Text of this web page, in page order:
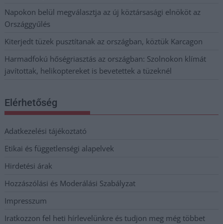
Napokon belül megválasztja az új köztársasági elnököt az
Országgyűlés
Kiterjedt tüzek pusztítanak az országban, köztük Karcagon
Harmadfokú hőségriasztás az országban: Szolnokon klímát
javítottak, helikoptereket is bevetettek a tüzeknél
Elérhetőség
Adatkezelési tájékoztató
Etikai és függetlenségi alapelvek
Hirdetési árak
Hozzászólási és Moderálási Szabályzat
Impresszum
Iratkozzon fel heti hírlevelünkre és tudjon meg még többet